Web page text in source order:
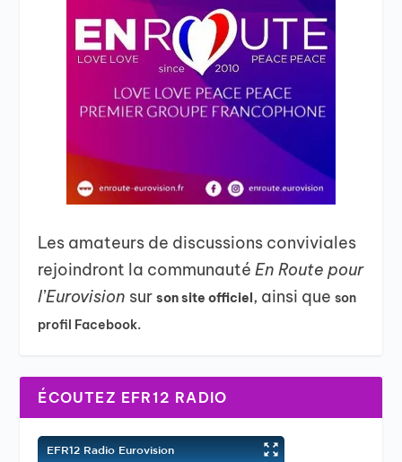
Les amateurs de discussions conviviales
rejoindront la communautéEn Route pour
l’Eurovision surson site officiel , ainsi queson
profil Facebook.
ÉCOUTEZ EFR12 RADIO